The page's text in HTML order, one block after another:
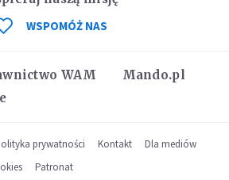
WAM
Mando.pl
WSPOMÓŻ NAS
prywatności Kontakt
Dla mediów
Patronat